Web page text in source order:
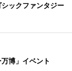
ックファンタジー
万博」イベント